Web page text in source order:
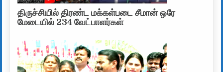
திருச்சியில் திரண்ட மக்கள்படை சீமான் ஒரே
மேடையில் 234 வேட்பாளர்கள்